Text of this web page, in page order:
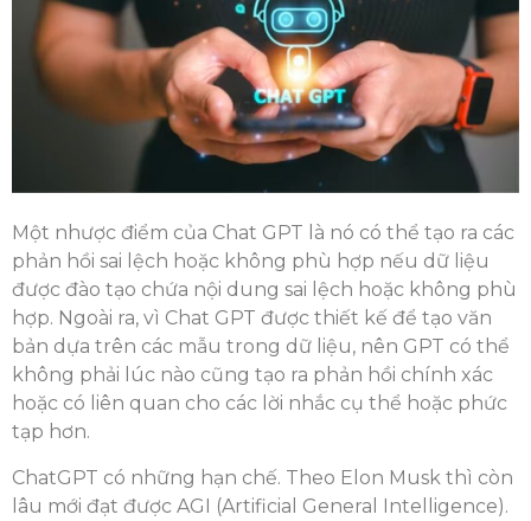
Một nhược điểm của Chat GPT là nó có thể tạo ra các
phản hồi sai lệch hoặc không phù hợp nếu dữ liệu
được đào tạo chứa nội dung sai lệch hoặc không phù
hợp. Ngoài ra, vì Chat GPT được thiết kế để tạo văn
bản dựa trên các mẫu trong dữ liệu, nên GPT có thể
không phải lúc nào cũng tạo ra phản hồi chính xác
hoặc có liên quan cho các lời nhắc cụ thể hoặc phức
tạp hơn.
ChatGPT có những hạn chế. Theo Elon Musk thì còn
lâu mới đạt được AGI (Artificial General Intelligence).